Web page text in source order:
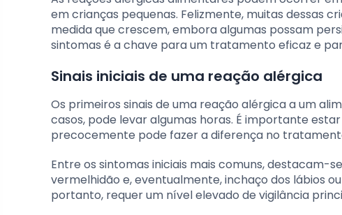
em crianças pequenas. Felizmente, muitas dessas
medida que crescem, embora algumas possam
sintomas é a chave para um tratamento eficaz e
Sinais iniciais de uma reação alérgica
Os primeiros sinais de uma reação alérgica a um
casos, pode levar algumas horas. É importante
precocemente pode fazer a diferença no
Entre os sintomas iniciais mais comuns, destacam-
vermelhidão e, eventualmente, inchaço dos lábios
portanto, requer um nível elevado de vigilância